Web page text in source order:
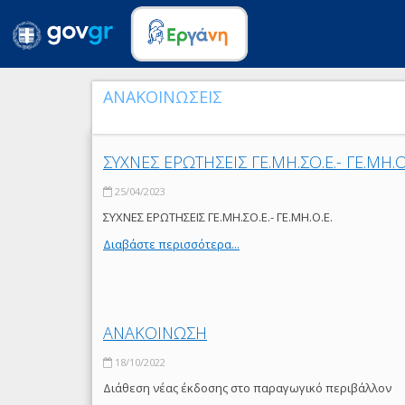
ΑΝΑΚΟΙΝΩΣΕΙΣ
ΣΥΧΝΕΣ ΕΡΩΤΗΣΕΙΣ ΓΕ.ΜΗ.ΣΟ.Ε.-
25/04/2023
ΣΥΧΝΕΣ ΕΡΩΤΗΣΕΙΣ ΓΕ.ΜΗ.ΣΟ.Ε.- ΓΕ.ΜΗ.Ο.Ε.
Διαβάστε περισσότερα...
ΑΝΑΚΟΙΝΩΣΗ
18/10/2022
Διάθεση νέας έκδοσης στο παραγωγικό περιβάλλον